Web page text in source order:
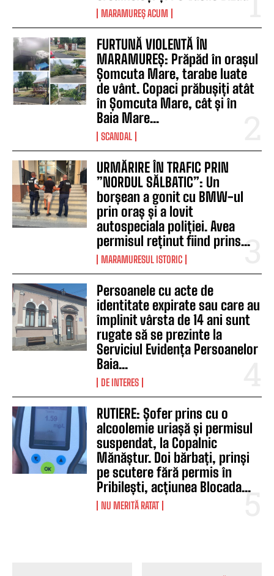
MARAMUREȘ ACUM
FURTUNĂ VIOLENTĂ ÎN
MARAMUREȘ: Prăpăd în orașul
Șomcuta Mare, tarabe luate
de vânt. Copaci prăbușiți atât
în Șomcuta Mare, cât și în
Baia Mare...
SCANDAL
URMĂRIRE ÎN TRAFIC PRIN
”NORDUL SĂLBATIC”: Un
borșean a gonit cu BMW-ul
prin oraș și a lovit
autospeciala poliției. Avea
permisul reținut fiind prins...
MARAMURESUL ISTORIC
Persoanele cu acte de
identitate expirate sau care au
împlinit vârsta de 14 ani sunt
rugate să se prezinte la
Serviciul Evidența Persoanelor
Baia...
DE INTERES
RUTIERE: Șofer prins cu o
alcoolemie uriașă și permisul
suspendat, la Copalnic
Mănăștur. Doi bărbați, prinși
pe scutere fără permis în
Pribilești, acțiunea Blocada...
NU MERITĂ RATAT